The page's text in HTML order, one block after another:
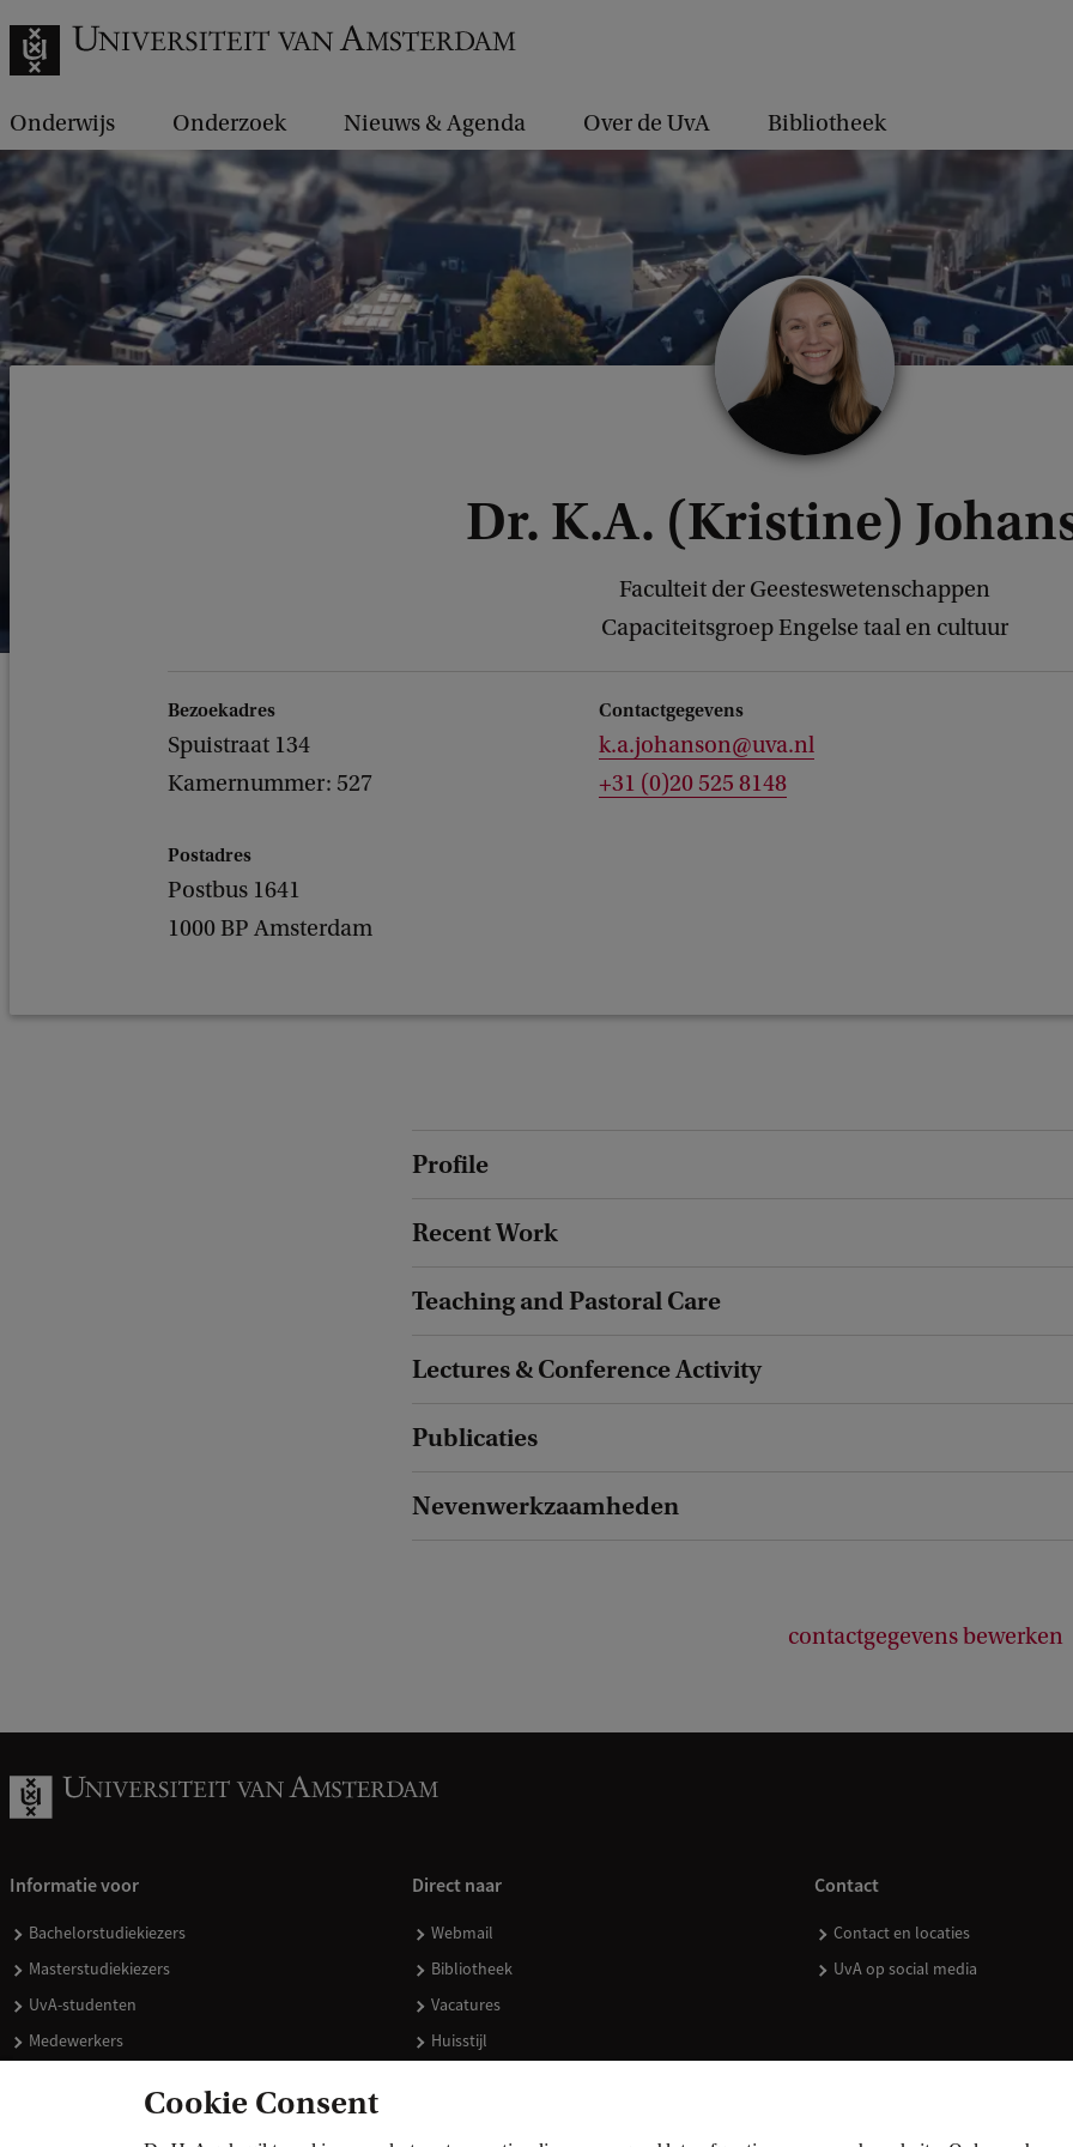
Onderwijs Onderzoek Nieuws & Agenda Over de UvA Bibliotheek
Dr. K.A. (Kristine)
Faculteit der Geesteswetenschappen
Capaciteitsgroep Engelse taal en cultuur
Bezoekadres
Spuistraat 134
Kamernummer: 527
Postadres
Postbus 1641
1000 BP Amsterdam
Contactgegevens
k.a.johanson@uva.nl
+31 (0)20 525 8148
Profile
Recent Work
Teaching and Pastoral Care
Lectures & Conference Activity
Publicaties
Nevenwerkzaamheden
contactgegevens bewerken
Informatie voor
Bachelorstudiekiezers
Masterstudiekiezers
UvA-studenten
Medewerkers
Direct naar
Webmail
Bibliotheek
Vacatures
Huisstijl
Contact
Contact en locaties
UvA op social media
Cookie Consent